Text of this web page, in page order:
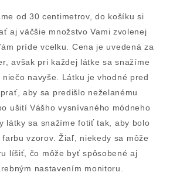
od 30 centimetrov, do košíku si
aj väčšie množstvo Vami zvolenej
príde vcelku. Cena je uvedená za
avšak pri každej látke sa snažíme
navyše. Látku je vhodné pred
aby sa predišlo neželanému
ušití Vášho vysnívaného módneho
látky sa snažíme fotiť tak, aby bolo
vzorov. Žiaľ, niekedy sa môže
líšiť, čo môže byť spôsobené aj
nastavením monitoru.